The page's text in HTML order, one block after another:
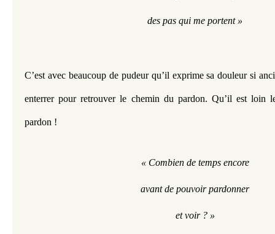
des pas qui me portent »
C’est avec beaucoup de pudeur qu’il exprime sa douleur si
enterrer pour retrouver le chemin du pardon. Qu’il est loin
pardon !
« Combien de temps encore
avant de pouvoir pardonner
et voir ? »